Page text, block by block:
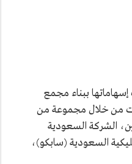
إسهاماتها ببناء مجمع
من خلال مجموعة من
الشركة السعودية
السعودية (سابكو)،